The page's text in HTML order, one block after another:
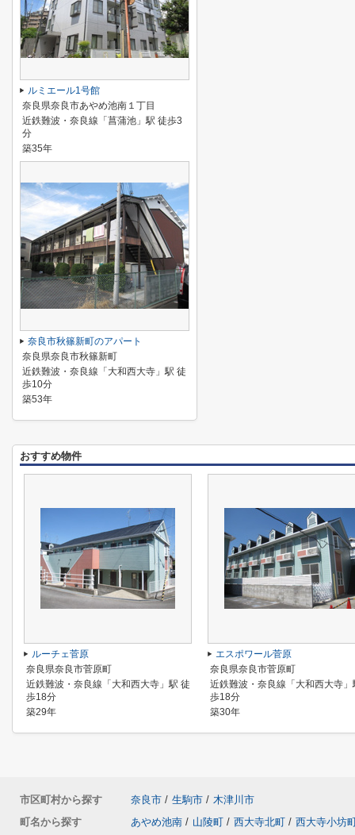
ルミエール1号館
奈良県奈良市あやめ池南１丁目
近鉄難波・奈良線「菖蒲池」駅 徒歩3
分
築35年
奈良市秋篠新町のアパート
奈良県奈良市秋篠新町
近鉄難波・奈良線「大和西大寺」駅 徒
歩10分
築53年
おすすめ物件
ルーチェ菅原
奈良県奈良市菅原町
近鉄難波・奈良線「大和西大寺」駅 徒
歩18分
築29年
エスポワール菅原
奈良県奈良市菅原町
近鉄難波・奈良線「大和西大寺」
歩18分
築30年
市区町村から探す 奈良市 / 生駒市 / 木津川市
町名から探す
あやめ池南 / 山陵町 / 西大寺北町 / 西大寺小坊